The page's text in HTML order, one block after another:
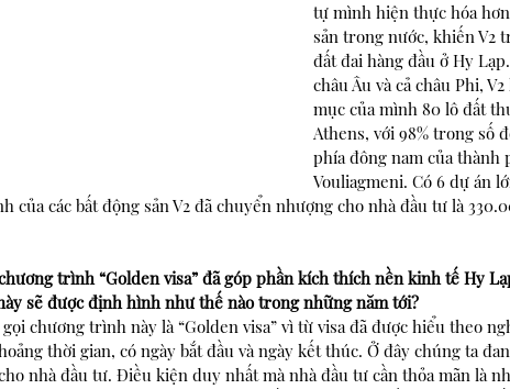
tự mình hiện thực hóa
sản trong nước, khiến V2
đất đai hàng đầu ở Hy
châu Âu và cả châu Phi,
mục của mình 80 lô đất
Athens, với 98% trong số
phía đông nam của
Vouliagmeni. Có 6 dự án
của các bất động sản V2 đã chuyển nhượng cho nhà đầu tư là
trình “Golden visa” đã góp phần kích thích nền kinh tế Hy
sẽ được định hình như thế nào trong những năm tới?
chương trình này là “Golden visa” vì từ visa đã được hiểu theo
thời gian, có ngày bắt đầu và ngày kết thúc. Ở đây chúng ta
nhà đầu tư. Điều kiện duy nhất mà nhà đầu tư cần thỏa mãn là